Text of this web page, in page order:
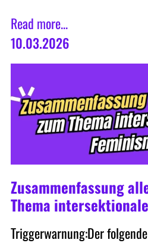
Read more...
10.03.2026
Zusammenfassung
Thema
Triggerwarnung:Der